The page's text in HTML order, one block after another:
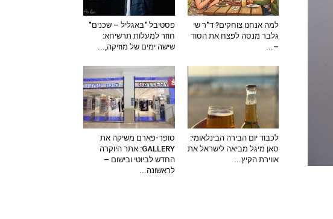
למה אנחנו צוחקים? ד"ר שי
גלבר מנסה לפצח את הסוד
–...
פסטיבל "באגליל – שכנים"
חוזר למעלות תרשיחא:
שישה ימים של מוזיקה,...
לכבוד יום הבירה הבינלאומי:
סאן מיגל מביאה לישראל את
אווירת הקיץ...
סופר-פארם משיקה את
GALLERY: אתר היוקרה
החדש לביוטי ובישום –
לראשונה...